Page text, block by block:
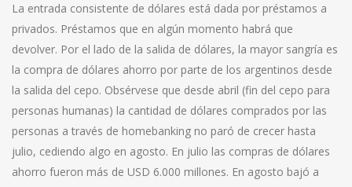
La entrada consistente de dólares está dada por préstamos a
privados. Préstamos que en algún momento habrá que
devolver. Por el lado de la salida de dólares, la mayor sangría es
la compra de dólares ahorro por parte de los argentinos desde
la salida del cepo. Obsérvese que desde abril (fin del cepo para
personas humanas) la cantidad de dólares comprados por las
personas a través de homebanking no paró de crecer hasta
julio, cediendo algo en agosto. En julio las compras de dólares
ahorro fueron más de USD 6.000 millones. En agosto bajó a